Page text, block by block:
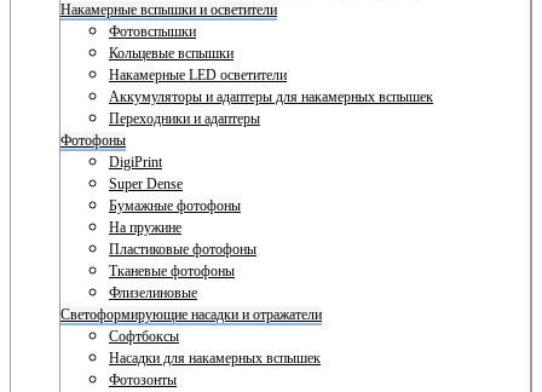
Накамерные вспышки и осветители
Фотовспышки
Кольцевые вспышки
Накамерные LED осветители
Аккумуляторы и адаптеры для накамерных вспышек
Переходники и адаптеры
Фотофоны
DigiPrint
Super Dense
Бумажные фотофоны
На пружине
Пластиковые фотофоны
Тканевые фотофоны
Флизелиновые
Светоформирующие насадки и отражатели
Софтбоксы
Насадки для накамерных вспышек
Фотозонты